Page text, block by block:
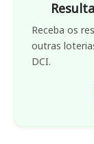
Receba os
outras
DCI.